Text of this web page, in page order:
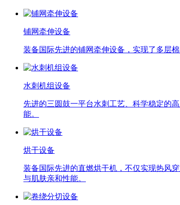
铺网牵伸设备
装备国际先进的铺网牵伸设备，实现了多层
水刺机组设备
先进的三圆鼓一平台水刺工艺、科学稳定的
能。
烘干设备
装备国际先进的直燃烘干机，不仅实现热风
与肌肤亲和性能。